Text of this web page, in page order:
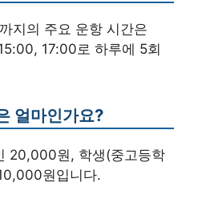
지의 주요 운항 시간은
17:00로 하루에 5회
얼마인가요?
20,000원, 학생(중고등학
원입니다.